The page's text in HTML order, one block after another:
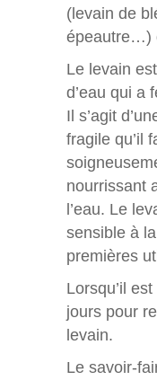
(levain de
épeautre…)
Le levain
d’eau qui a
Il s’agit
fragile qu’il
nourrissant
l’eau. Le
sensible à
premières
Lorsqu’il
jours pour
levain.
Le savoir-